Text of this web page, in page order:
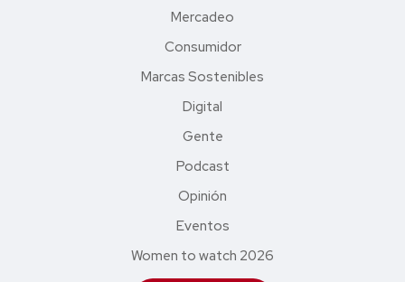
Mercadeo
Consumidor
Marcas Sostenibles
Digital
Gente
Podcast
Opinión
Eventos
Women to watch 2026